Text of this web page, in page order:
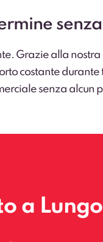
Grazie alla
costante
senza
a